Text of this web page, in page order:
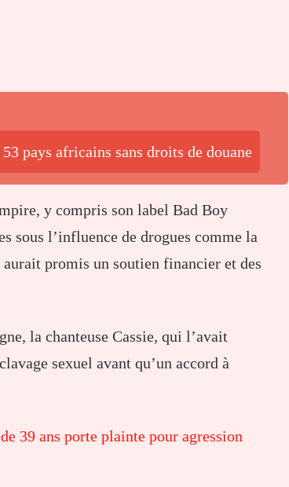
pays africains sans droits de douane
y compris son label Bad Boy
sous l’influence de drogues comme la
promis un soutien financier et des
la chanteuse Cassie, qui l’avait
sexuel avant qu’un accord à
39 ans porte plainte pour agression